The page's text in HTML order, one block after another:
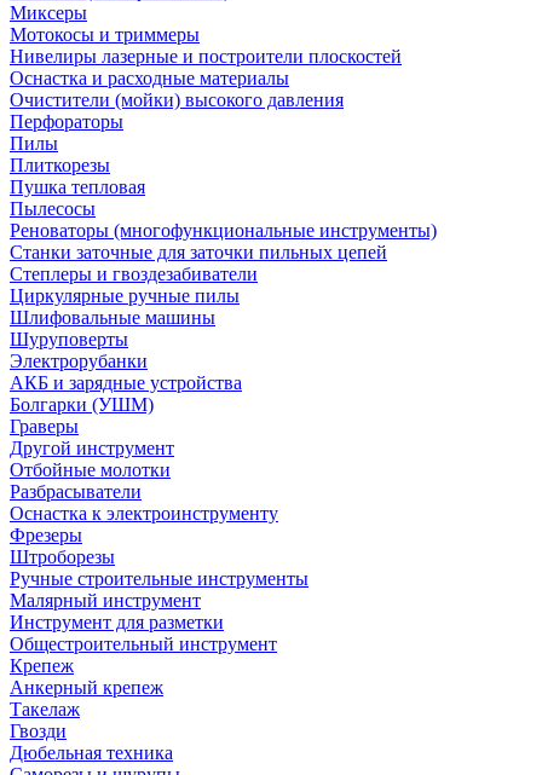
Миксеры
Мотокосы и триммеры
Нивелиры лазерные и построители плоскостей
Оснастка и расходные материалы
Очистители (мойки) высокого давления
Перфораторы
Пилы
Плиткорезы
Пушка тепловая
Пылесосы
Реноваторы (многофункциональные инструменты)
Станки заточные для заточки пильных цепей
Степлеры и гвоздезабиватели
Циркулярные ручные пилы
Шлифовальные машины
Шуруповерты
Электрорубанки
АКБ и зарядные устройства
Болгарки (УШМ)
Граверы
Другой инструмент
Отбойные молотки
Разбрасыватели
Оснастка к электроинструменту
Фрезеры
Штроборезы
Ручные строительные инструменты
Малярный инструмент
Инструмент для разметки
Общестроительный инструмент
Крепеж
Анкерный крепеж
Такелаж
Гвозди
Дюбельная техника